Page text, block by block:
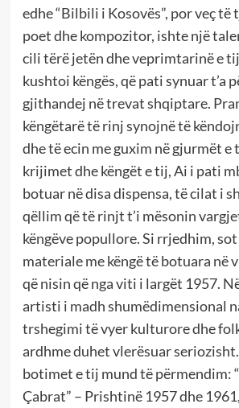
edhe “Bilbili i Kosovës”, por veç të
poet dhe kompozitor, ishte një
cili tërë jetën dhe veprimtarinë e
kushtoi këngës, që pati synuar t’a
gjithandej në trevat shqiptare.
këngëtarë të rinj synojnë të
dhe të ecin me guxim në gjurmët e
krijimet dhe këngët e tij, Ai i pati
botuar në disa dispensa, të cilat i
qëllim që të rinjt t’i mësonin
këngëve popullore. Si rrjedhim,
materiale me këngë të botuara në
që nisin që nga viti i largët 1957.
artisti i madh shumëdimensional
trshegimi të vyer kulturore dhe
ardhme duhet vlerësuar
botimet e tij mund të përmendim:
Çabrat” – Prishtinë 1957 dhe